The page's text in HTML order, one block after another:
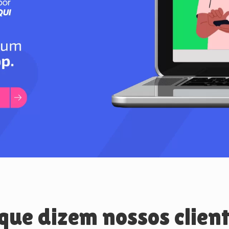
dizem nossos